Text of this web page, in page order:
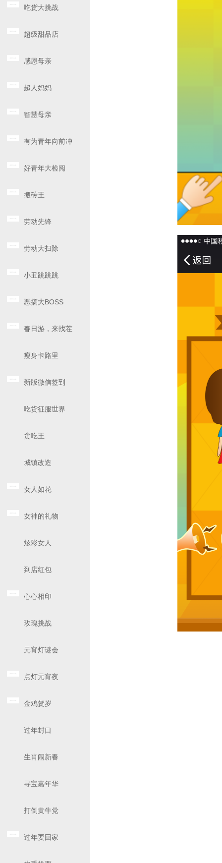
吃货大挑战
超级甜品店
感恩母亲
超人妈妈
智慧母亲
有为青年向前冲
好青年大检阅
搬砖王
劳动先锋
劳动大扫除
小丑跳跳跳
恶搞大BOSS
春日游，来找茬
瘦身卡路里
新版微信签到
吃货征服世界
贪吃王
城镇改造
女人如花
女神的礼物
炫彩女人
到店红包
心心相印
玫瑰挑战
元宵灯谜会
点灯元宵夜
金鸡贺岁
过年封口
生肖闹新春
寻宝嘉年华
打倒黄牛党
过年要回家